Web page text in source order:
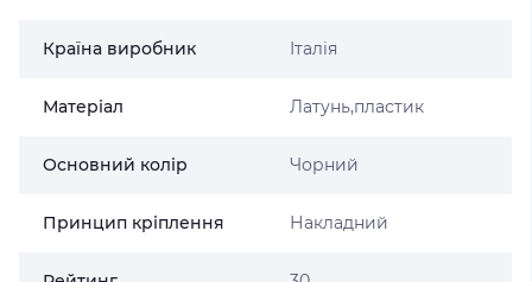
Країна виробник Італія
Матеріал Латунь,пластик
Основний колір Чорний
Принцип кріплення Накладний